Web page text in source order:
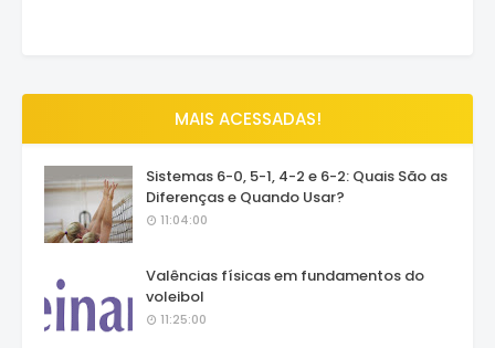
MAIS ACESSADAS!
Sistemas 6-0, 5-1, 4-2 e 6-2: Quais São as
Diferenças e Quando Usar?
11:04:00
Valências físicas em fundamentos do
voleibol
11:25:00